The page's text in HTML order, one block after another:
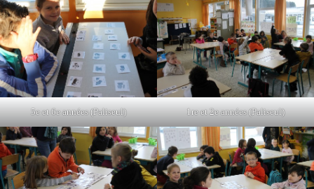
5e et 6e années (Paliseul) 1re et 2e années (Paliseul)